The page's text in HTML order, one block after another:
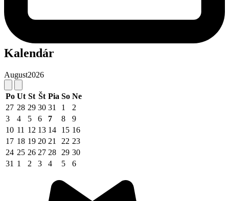
Kalendár
August2026
Po Ut St Št Pia So Ne
27 28 29 30 31 1
2
3
4 5 6 7 8
9
10 11 12 13 14 15 16
17 18 19 20 21 22 23
24 25 26 27 28 29 30
31 1 2 3 4 5 6